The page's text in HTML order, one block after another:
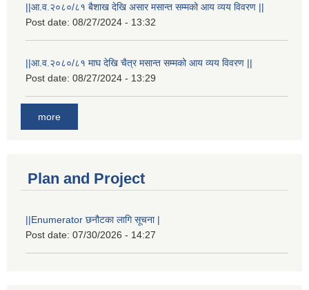
||आ.व.२०८०/८१ बैशाख देखि असार मसान्त सम्मको आय व्यय विवरण ||
Post date: 08/27/2024 - 13:32
||आ.व.२०८०/८१ माघ देखि चैत्र मसान्त सम्मको आय व्यय विवरण ||
Post date: 08/27/2024 - 13:29
more
Plan and Project
||Enumerator छनौटका लागि सूचना |
Post date: 07/30/2026 - 14:27